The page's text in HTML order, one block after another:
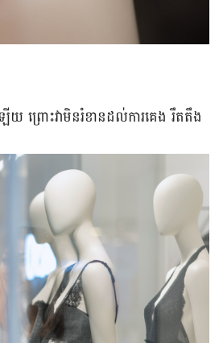
ព្រោះ​វា​មិន​រំខាន​ដល់​ការ​គេង រឹតតឹង